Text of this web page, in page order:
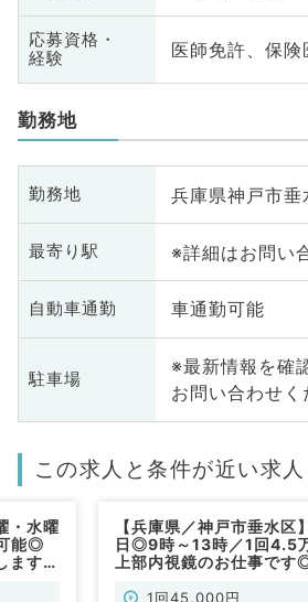
応募資格・
経験
医師免許、保険
勤務地
勤務地 兵庫県神戸市垂
最寄り駅 ※詳細はお問い
自動車通勤 車通勤可能
駐車場
※最新情報を確
お問い合わせく
この求人と条件が近い求人
・水曜
能◎
ます！
【兵庫県／神戸市垂水区
日◎9時～13時／1回4.5
上部内視鏡のお仕事です
1回45,000円